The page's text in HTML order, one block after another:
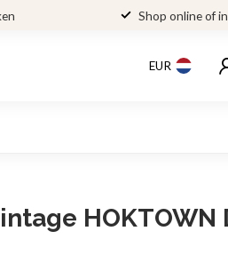
Shop online of
EUR
HOKTOWN